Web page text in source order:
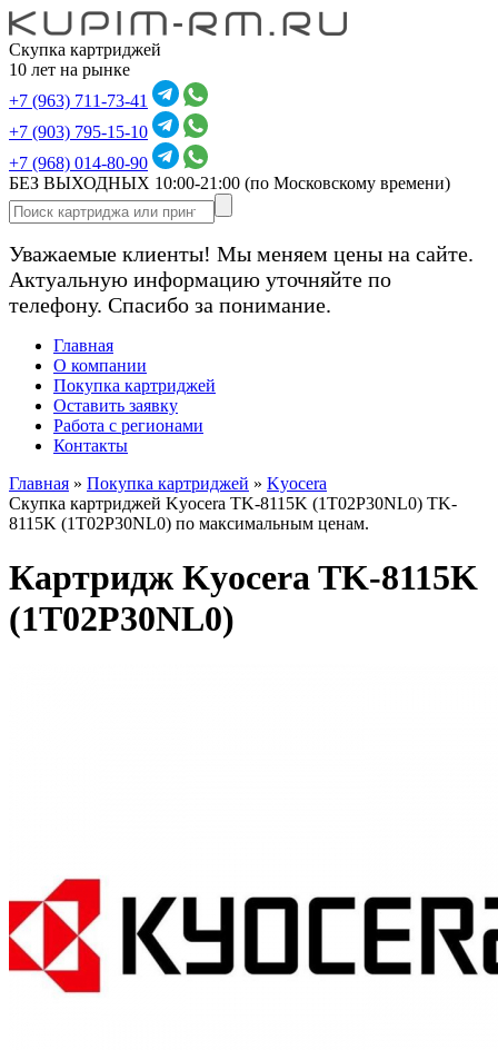
Скупка картриджей
10 лет на рынке
+7 (963) 711-73-41
+7 (903) 795-15-10
+7 (968) 014-80-90
БЕЗ ВЫХОДНЫХ 10:00-21:00 (по Московскому времени)
Уважаемые клиенты! Мы меняем цены на сайте.
Актуальную информацию уточняйте по
телефону. Спасибо за понимание.
Главная
О компании
Покупка картриджей
Оставить заявку
Работа с регионами
Контакты
Главная » Покупка картриджей » Kyocera
Скупка картриджей Kyocera TK-8115K (1T02P30NL0) TK-
8115K (1T02P30NL0) по максимальным ценам.
Картридж Kyocera TK-8115K
(1T02P30NL0)